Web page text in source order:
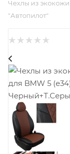
Чехлы из
"Автопилот"